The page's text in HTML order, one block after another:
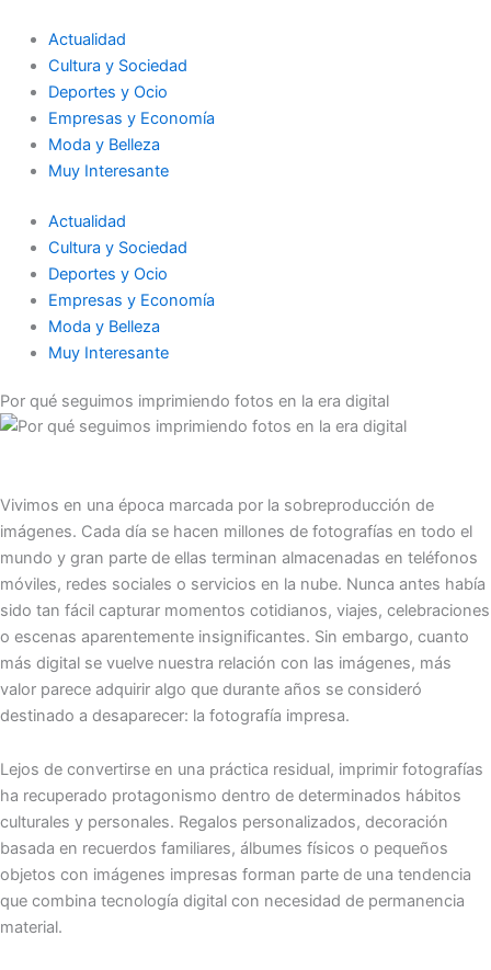
contenido
Actualidad
Cultura y Sociedad
Deportes y Ocio
Empresas y Economía
Moda y Belleza
Muy Interesante
Actualidad
Cultura y Sociedad
Deportes y Ocio
Empresas y Economía
Moda y Belleza
Muy Interesante
Por qué seguimos imprimiendo fotos en la era digital
Vivimos en una época marcada por la sobreproducción de
imágenes. Cada día se hacen millones de fotografías en todo el
mundo y gran parte de ellas terminan almacenadas en teléfonos
móviles, redes sociales o servicios en la nube. Nunca antes había
sido tan fácil capturar momentos cotidianos, viajes, celebraciones
o escenas aparentemente insignificantes. Sin embargo, cuanto
más digital se vuelve nuestra relación con las imágenes, más
valor parece adquirir algo que durante años se consideró
destinado a desaparecer: la fotografía impresa.
Lejos de convertirse en una práctica residual, imprimir fotografías
ha recuperado protagonismo dentro de determinados hábitos
culturales y personales. Regalos personalizados, decoración
basada en recuerdos familiares, álbumes físicos o pequeños
objetos con imágenes impresas forman parte de una tendencia
que combina tecnología digital con necesidad de permanencia
material.